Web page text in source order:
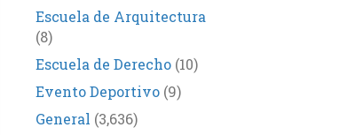
Escuela de Arquitectura
(8)
Escuela de Derecho(10)
Evento Deportivo(9)
General (3,636)